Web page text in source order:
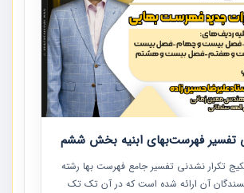
تفسیر فهرست‌بهای ابنیه بخش ششم
تکرار نشدنی تفسیر جامع فهرست بها رشته
آن ارائه شده است که در آن تک تک